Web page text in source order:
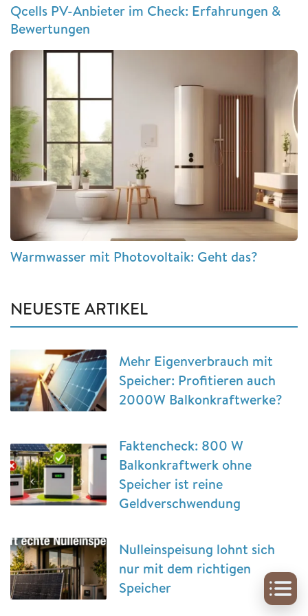
Qcells PV-Anbieter im Check: Erfahrungen &
Bewertungen
Warmwasser mit Photovoltaik: Geht das?
NEUESTE ARTIKEL
Mehr Eigenverbrauch mit
Speicher: Profitieren auch
2000W Balkonkraftwerke?
Faktencheck: 800 W
Balkonkraftwerk ohne
Speicher ist reine
Geldverschwendung
Nulleinspeisung lohnt sich
nur mit dem richtigen
Speicher